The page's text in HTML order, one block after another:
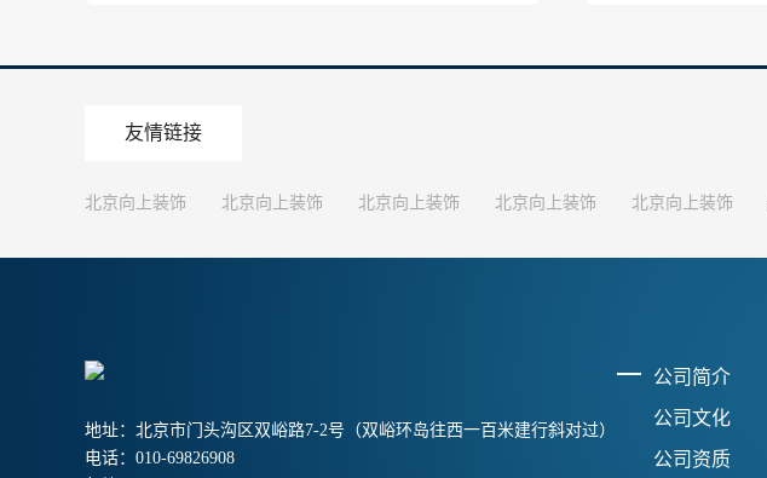
友情链接
北京向上装饰 北京向上装饰 北京向上装饰 北京向上装饰 北京向上装饰
地址：北京市门头沟区双峪路7-2号（双峪环岛往西一百米建行斜对过）
电话：010-69826908
公司简介
公司文化
公司资质